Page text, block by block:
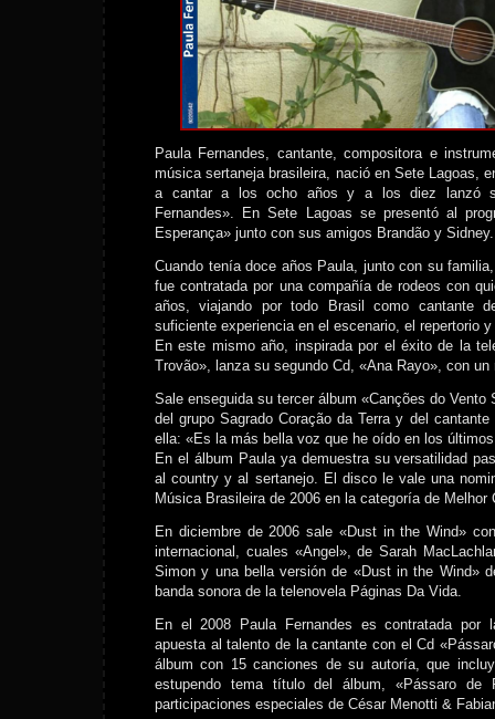
Paula Fernandes, cantante, compositora e
música sertaneja brasileira, nació en Sete Lagoas,
a cantar a los ocho años y a los diez lanzó
Fernandes». En Sete Lagoas se presentó al
Esperança» junto con sus amigos Brandão y Sidney.
Cuando tenía doce años Paula, junto con su
fue contratada por una compañía de rodeos con
años, viajando por todo Brasil como cantante
suficiente experiencia en el escenario, el repertorio
En este mismo año, inspirada por el éxito de la
Trovão», lanza su segundo Cd, «Ana Rayo», con un
Sale enseguida su tercer álbum «Canções do Vento
del grupo Sagrado Coração da Terra y del
ella: «Es la más bella voz que he oído en los
En el álbum Paula ya demuestra su versatilidad
al country y al sertanejo. El disco le vale una
Música Brasileira de 2006 en la categoría de Melhor
En diciembre de 2006 sale «Dust in the Wind»
internacional, cuales «Angel», de Sarah
Simon y una bella versión de «Dust in the Wind»
banda sonora de la telenovela Páginas Da Vida.
En el 2008 Paula Fernandes es contratada por
apuesta al talento de la cantante con el Cd
álbum con 15 canciones de su autoría, que
estupendo tema título del álbum, «Pássaro de
participaciones especiales de César Menotti &